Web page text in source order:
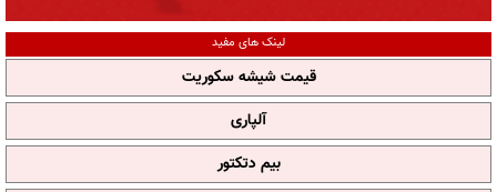
لینک های مفید
قیمت شیشه سکوریت
آلپاری
بیم دتکتور